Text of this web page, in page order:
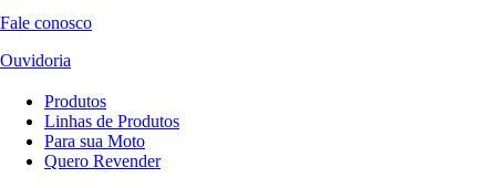
Fale conosco
Ouvidoria
Produtos
Linhas de Produtos
Para sua Moto
Quero Revender